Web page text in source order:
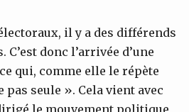
il y a des différends
donc l’arrivée d’une
qui, comme elle le répète
pas seule ». Cela vient avec
le mouvement politique